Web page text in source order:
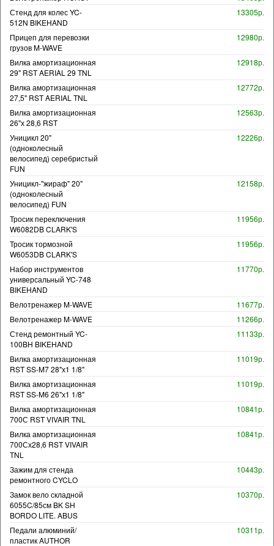
Стенд для колес YC-
512N BIKEHAND
13305р.
Прицеп для перевозки
грузов M-WAVE
12980р.
Вилка амортизационная
29" RST AERIAL 29 TNL
12918р.
Вилка амортизационная
27,5" RST AERIAL TNL
12772р.
Вилка амортизационная
26"х 28,6 RST
12563р.
Уницикл 20"
(одноколесный
велосипед) серебристый
FUN
12226р.
Уницикл-"жираф" 20"
(одноколесный
велосипед) FUN
12158р.
Тросик переключения
W6082DB CLARK'S
11956р.
Тросик тормозной
W6053DB CLARK'S
11956р.
Набор инструментов
универсальный YC-748
BIKEHAND
11770р.
Велотренажер M-WAVE
11677р.
Велотренажер M-WAVE
11266р.
Стенд ремонтный YC-
100BH BIKEHAND
11133р.
Вилка амортизационная
RST SS-M7 28"х1 1/8"
11019р.
Вилка амортизационная
RST SS-M6 26"х1 1/8"
11019р.
Вилка амортизационная
700С RST VIVAIR TNL
10841р.
Вилка амортизационная
700Сх28,6 RST VIVAIR
TNL
10841р.
Зажим для стенда
ремонтного CYCLO
10443р.
Замок вело складной
6055C/85см BK SH
BORDO LITE. ABUS
10370р.
Педали алюминий/
пластик AUTHOR
10311р.